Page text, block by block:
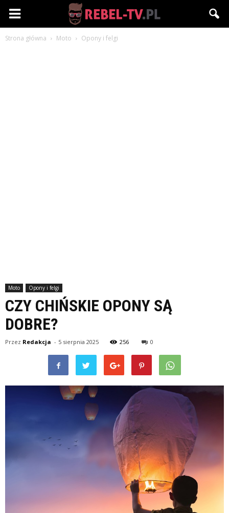
Rebel-
Strona główna Moto Opony i felgi
Moto Opony i felgi
CZY CHIŃSKIE OPONY SĄ
DOBRE?
Przez Redakcja - 5 sierpnia 2025 256 0